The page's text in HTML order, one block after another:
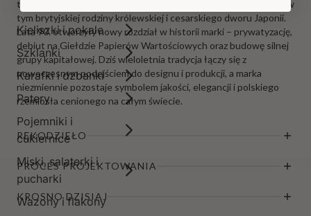
Kieliszki i pokale
Szklanki
Karafki i dzbanki
Patery
Pojemniki i
cukiernice
Miski, salaterki i
pucharki
Wazony i flakony
tylko do polskich domów, ale również na stoły światowych elit, w
tym brytyjskiej rodziny królewskiej i cesarskiego dworu Japonii.
Lata 90. otworzyły nowy rozdział w historii marki – prywatyzację,
debiut na Giełdzie Papierów Wartościowych oraz budowę silnej
grupy kapitałowej. Dziś wieloletnia tradycja łączy się z
nowoczesnym podejściem do designu i produkcji, a marka
niezmiennie pozostaje symbolem jakości, elegancji i polskiego
rzemiosła cenionego na całym świecie.
RĘKODZIEŁO
PROCES PROJEKTOWANIA
KROSNO DZISIAJ